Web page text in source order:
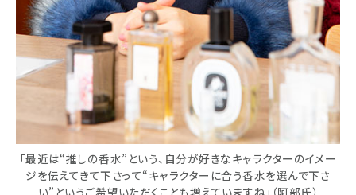
「最近は“推しの香水”という、自分が好きなキャラクターのイメー
ジを伝えてきて下さって“キャラクターに合う香水を選んで下さ
い”というご希望いただくことも増えていますね」（阿部氏）